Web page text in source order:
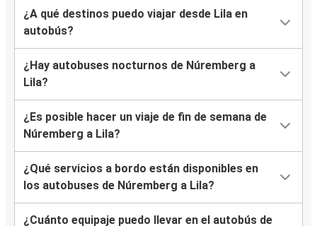
¿A qué destinos puedo viajar desde Lila en
autobús?
¿Hay autobuses nocturnos de Núremberg a
Lila?
¿Es posible hacer un viaje de fin de semana de
Núremberg a Lila?
¿Qué servicios a bordo están disponibles en
los autobuses de Núremberg a Lila?
¿Cuánto equipaje puedo llevar en el autobús de